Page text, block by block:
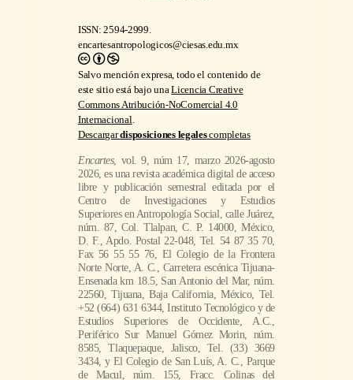
ISSN: 2594-2999.
encartesantropologicos@ciesas.edu.mx
Salvo mención expresa, todo el contenido de
este sitio está bajo unaLicencia Creative
Commons Atribución-NoComercial 4.0
Internacional
Descargardisposiciones legalescompletas
Encartes, vol. 9, núm 17, marzo 2026-agosto
2026, es una revista académica digital de acceso
libre y publicación semestral editada por el
Centro de Investigaciones y Estudios
Superiores en Antropología Social, calle Juárez,
núm. 87, Col. Tlalpan, C. P. 14000, México,
D. F., Apdo. Postal 22-048, Tel. 54 87 35 70,
Fax 56 55 55 76, El Colegio de la Frontera
Norte Norte, A. C., Carretera escénica Tijuana-
Ensenada km 18.5, San Antonio del Mar, núm.
22560, Tijuana, Baja California, México, Tel.
+52 (664) 631 6344, Instituto Tecnológico y de
Estudios Superiores de Occidente, A.C.,
Periférico Sur Manuel Gómez Morin, núm.
8585, Tlaquepaque, Jalisco, Tel. (33) 3669
3434, y El Colegio de San Luís, A. C., Parque
de Macul, núm. 155, Fracc. Colinas del